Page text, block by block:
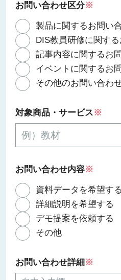
お問い合わせ区分※
製品に関するお問い
DIS教員研修に関す
記事内容に関するお
イベントに関するお
その他のお問い合わ
対象商品・サービス※
お問い合わせ内容※
資料データを希望する
詳細説明を希望する
デモ提案を依頼する
その他
お問い合わせ詳細※